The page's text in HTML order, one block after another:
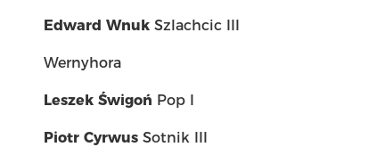
Edward Wnuk Szlachcic III
Wernyhora
Leszek Świgoń Pop I
Piotr Cyrwus Sotnik III